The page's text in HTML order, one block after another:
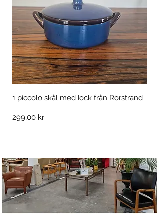
1 piccolo skål med lock från Rörstrand
Pris
299,00 kr